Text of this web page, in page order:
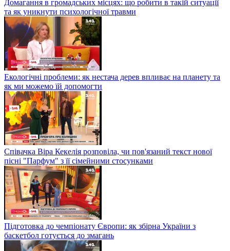
Домагання в громадських місцях: що робити в такій ситуації
та як уникнути психологічної травми
Екологічні проблеми: як нестача дерев впливає на планету та
як ми можемо їй допомогти
Співачка Віра Кекелія розповіла, чи пов'язаний текст нової
пісні "Парфум" з її сімейними стосунками
Підготовка до чемпіонату Європи: як збірна України з
баскетбол готується до змагань